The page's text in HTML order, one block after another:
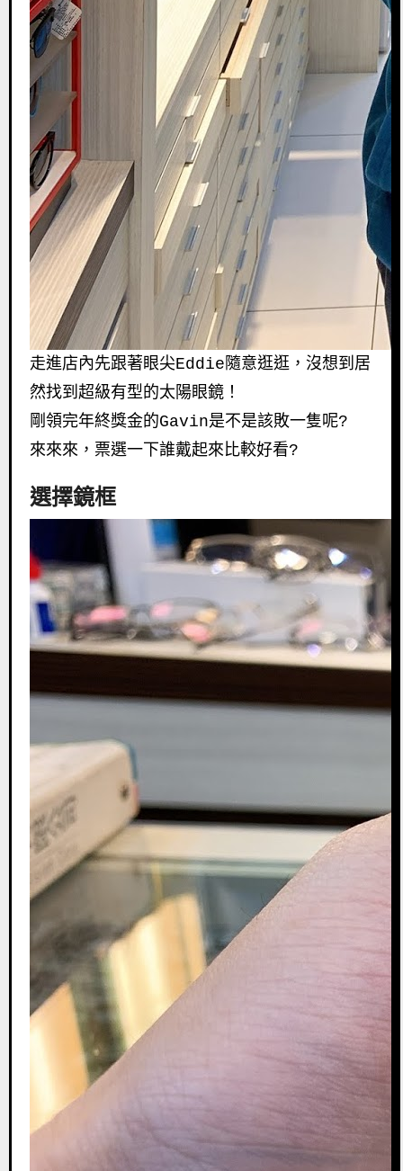
走進店內先跟著眼尖Eddie隨意逛逛，沒想到居
然找到超級有型的太陽眼鏡！
剛領完年終獎金的Gavin是不是該敗一隻呢?
來來來，票選一下誰戴起來比較好看?
選擇鏡框